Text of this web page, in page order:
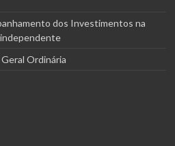
dos Investimentos na
independente
Ordinária